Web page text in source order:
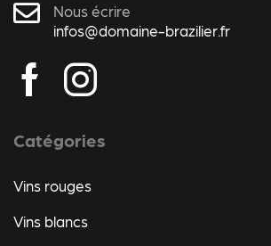
Nous écrire
infos@domaine-brazilier.fr
Catégories
Vins rouges
Vins blancs